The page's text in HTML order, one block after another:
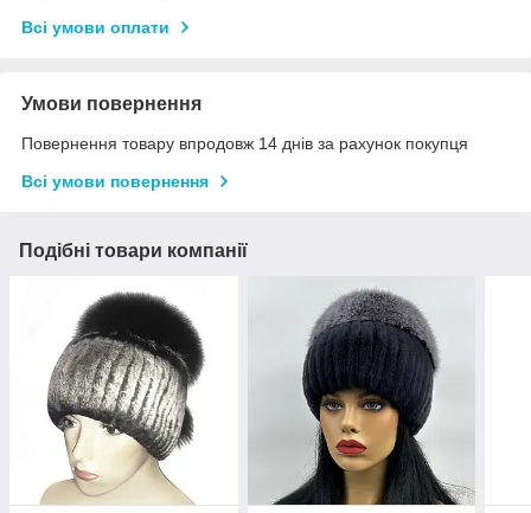
Всі умови оплати
Умови повернення
Повернення товару впродовж 14 днів за рахунок покупця
Всі умови повернення
Подібні товари компанії